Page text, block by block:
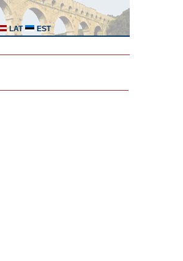
LAT EST